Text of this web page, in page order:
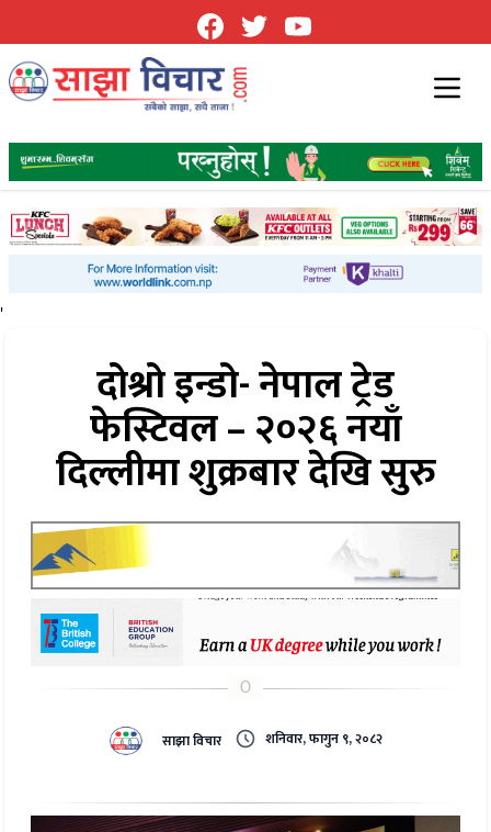
'
दोश्रो इन्डो- नेपाल ट्रेड
फेस्टिवल – २०२६ नयाँ
दिल्लीमा शुक्रबार देखि सुरु
साझा विचार शनिवार, फागुन ९, २०८२